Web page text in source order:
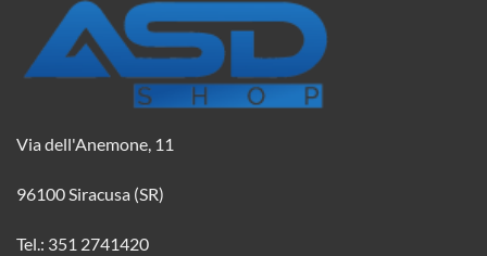
Via dell'Anemone, 11
96100 Siracusa (SR)
Tel.: 351 2741420